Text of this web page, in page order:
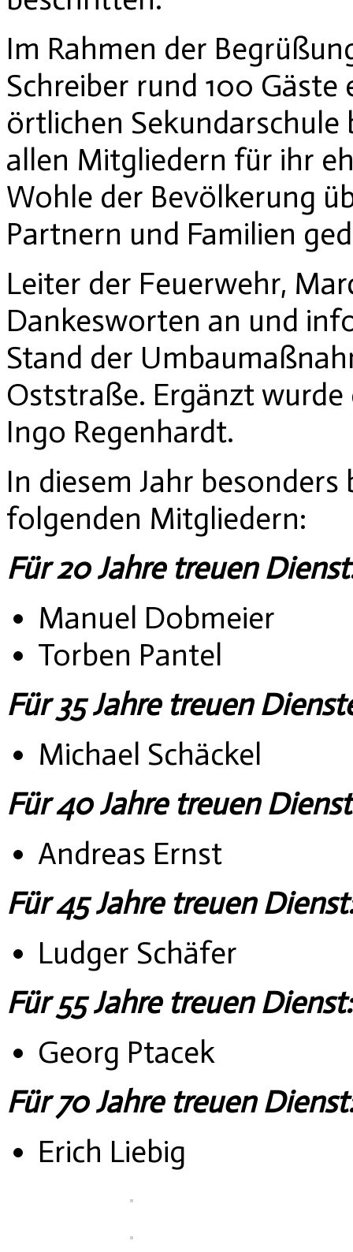
Im Rahmen der
Schreiber rund 100
örtlichen
allen Mitgliedern für ihr
Wohle der Bevölkerung
Partnern und Familien
Leiter der Feuerwehr,
Dankesworten an und
Stand der
Oststraße. Ergänzt
Ingo Regenhardt.
In diesem Jahr
folgenden Mitgliedern:
Für 20 Jahre treuen
Manuel Dobmeier
Torben Pantel
Für 35 Jahre treuen
Michael Schäckel
Für 40 Jahre treuen
Andreas Ernst
Für 45 Jahre treuen
Ludger Schäfer
Für 55 Jahre treuen Dienst:
Georg Ptacek
Für 70 Jahre treuen
Erich Liebig